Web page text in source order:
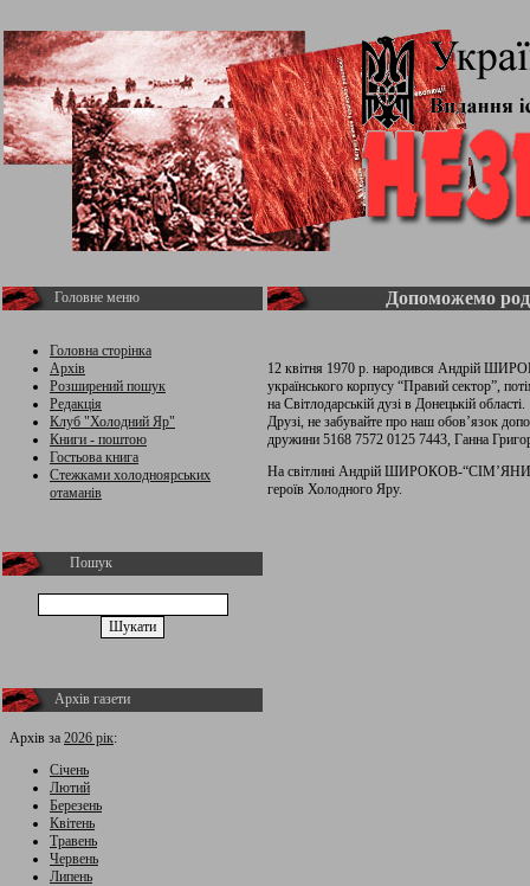
Головне меню
Головна сторінка
Архів
Розширений пошук
Редакція
Клуб "Холодний Яр"
Книги - поштою
Гостьова книга
Стежками холодноярських
отаманів
Пошук
Архів газети
Архів за 2026 рік:
Січень
Лютий
Березень
Квітень
Травень
Червень
Липень
Допоможемо
12 квітня 1970 р. народився Андрій
українського корпусу “Правий сектор”,
на Світлодарській дузі в Донецькій області.
Друзі, не забувайте про наш обов’язок
дружини 5168 7572 0125 7443, Ганна
На світлині Андрій ШИРОКОВ-
героїв Холодного Яру.